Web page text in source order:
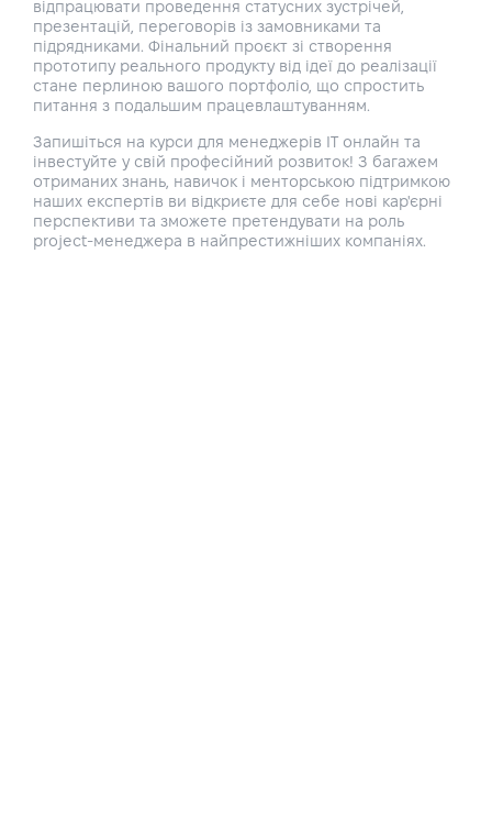
відпрацювати проведення статусних зустрічей,
презентацій, переговорів із замовниками та
підрядниками. Фінальний проєкт зі створення
прототипу реального продукту від ідеї до реалізації
стане перлиною вашого портфоліо, що спростить
питання з подальшим працевлаштуванням.
Запишіться на курси для менеджерів IT онлайн та
інвестуйте у свій професійний розвиток! З багажем
отриманих знань, навичок і менторською підтримкою
наших експертів ви відкриєте для себе нові кар'єрні
перспективи та зможете претендувати на роль
project-менеджера в найпрестижніших компаніях.